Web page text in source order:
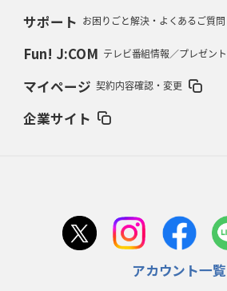
2026年2月12日(木)更新
2026年2月5日(木)更新
占い方
首位スピアーズ、充実の攻撃力 「湧き出る」
サポート お困りごと解決・よくあるご質問
Fun! J:COM テレビ番組情報／プレゼン
マイページ 契約内容確認・変更
企業サイト
アカウント一覧